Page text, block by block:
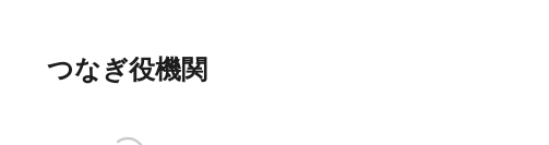
つなぎ役機関